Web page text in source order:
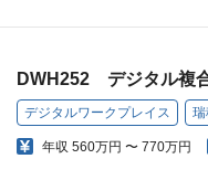
DWH252 デジタル複
デジタルワークプレイス 瑞
年収 560万円 〜 770万円